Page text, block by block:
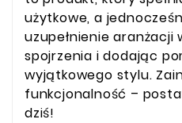
użytkowe, a
uzupełnienie
spojrzenia i dodając
wyjątkowego stylu.
funkcjonalność –
dziś!